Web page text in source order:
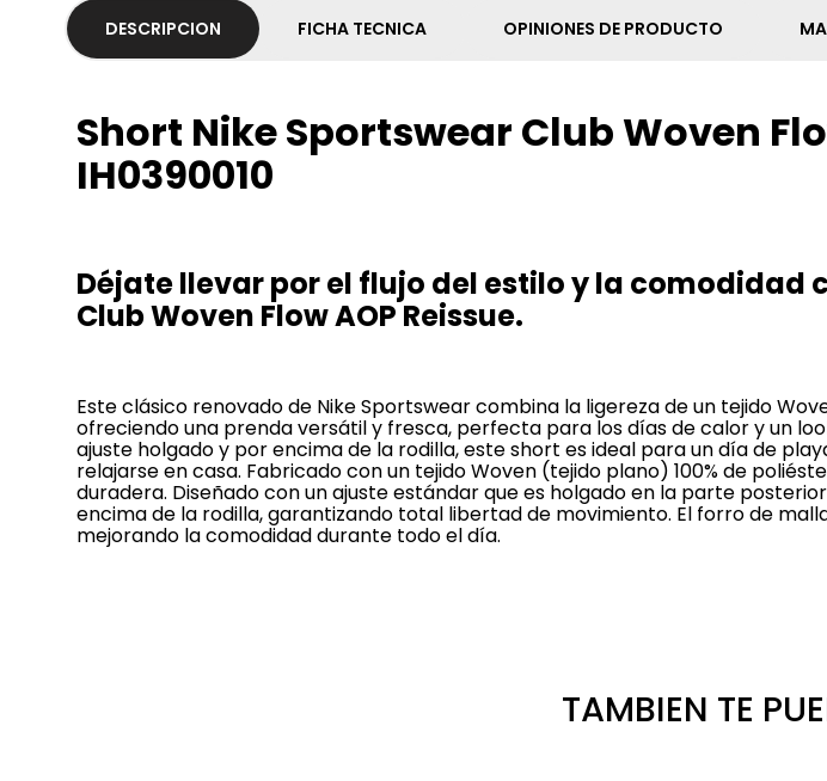
DESCRIPCION FICHA TECNICA OPINIONES DE PRODUCTO
Short Nike Sportswear Club Woven
IH0390010
Déjate llevar por el flujo del estilo y la comodidad
Club Woven Flow AOP Reissue.
Este clásico renovado de Nike Sportswear combina la ligereza de un tejido
ofreciendo una prenda versátil y fresca, perfecta para los días de calor y un
ajuste holgado y por encima de la rodilla, este short es ideal para un día de
relajarse en casa. Fabricado con un tejido Woven (tejido plano) 100% de
duradera. Diseñado con un ajuste estándar que es holgado en la parte
encima de la rodilla, garantizando total libertad de movimiento. El forro de
mejorando la comodidad durante todo el día.
TAMBIEN TE